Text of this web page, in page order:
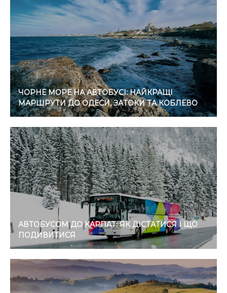
ЧОРНЕ МОРЕ НА АВТОБУСІ: НАЙКРАЩІ
МАРШРУТИ ДО ОДЕСИ, ЗАТОКИ ТА КОБЛЕВО
АВТОБУСОМ ДО КАРПАТ: ЯК ДІСТАТИСЯ І ЩО
ПОДИВИТИСЯ